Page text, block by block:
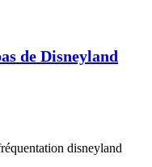
de Disneyland